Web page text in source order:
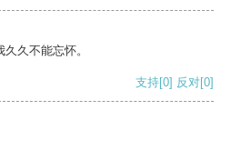
久不能忘怀。
支持[0] 反对[0]